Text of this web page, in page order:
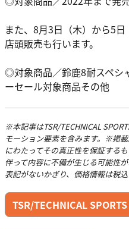
また、8月3日（木）から5
店頭販売も行います。
◎対象商品／鈴鹿8耐スペシ
ーセール対象商品その他
※本記事はTSR/TECHNICAL
モーション要素を含みます。※掲
にわたってその真正性を保証する
伴って内容に不備が生じる可能性
表記がないかぎり、価格情報は税込
TSR/TECHNICAL